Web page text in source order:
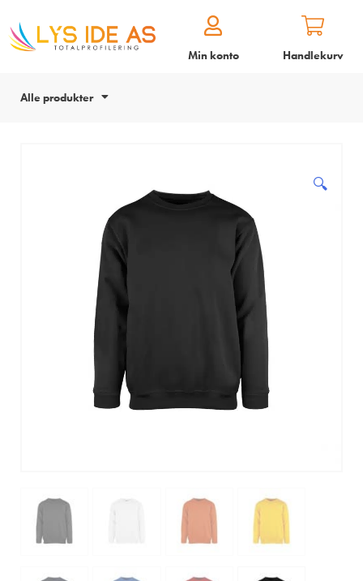
Min konto Handlekurv
Alle produkter
🔍